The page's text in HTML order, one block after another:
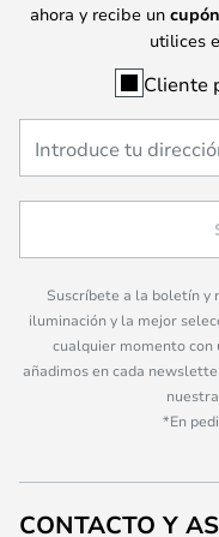
ahora y recibe un
utilices
Cliente
Suscríbete a la boletín y
iluminación y la mejor
cualquier momento con
añadimos en cada
nuestra
*En
CONTACTO Y